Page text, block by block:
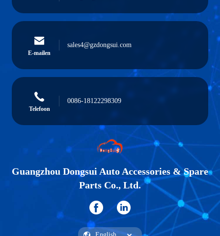
E-mailen
sales4@gzdongsui.com
Telefoon
0086-18122298309
Guangzhou Dongsui Auto Accessories & Spare
Parts Co., Ltd.